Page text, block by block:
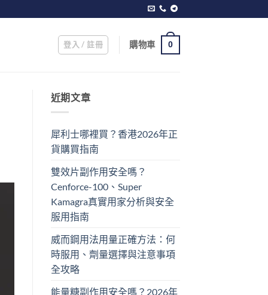
登入 / 註冊 購物車 0
近期文章
犀利士哪裡買？香港2026年正
貨購買指南
雙效片副作用安全嗎？
Cenforce-100、Super
Kamagra真實用家分析與安全
服用指南
威而鋼用法用量正確方法：何
時服用、劑量選擇與注意事項
全攻略
能量糖副作用安全嗎？2026年